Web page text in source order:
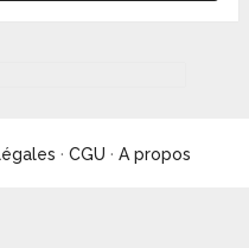
·CGU ·A propos